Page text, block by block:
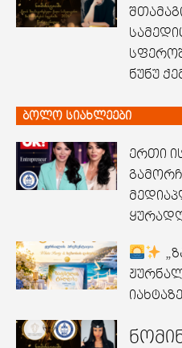
ნუნუ
ბოლო სიახლეები
ერთი
იახტაზე